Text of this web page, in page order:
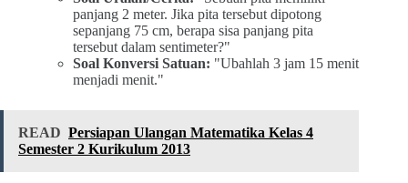
panjang 2 meter. Jika pita tersebut dipotong
sepanjang 75 cm, berapa sisa panjang pita
tersebut dalam sentimeter?"
Soal Konversi Satuan: "Ubahlah 3 jam 15 menit
menjadi menit."
READ Persiapan Ulangan Matematika Kelas 4
Semester 2 Kurikulum 2013